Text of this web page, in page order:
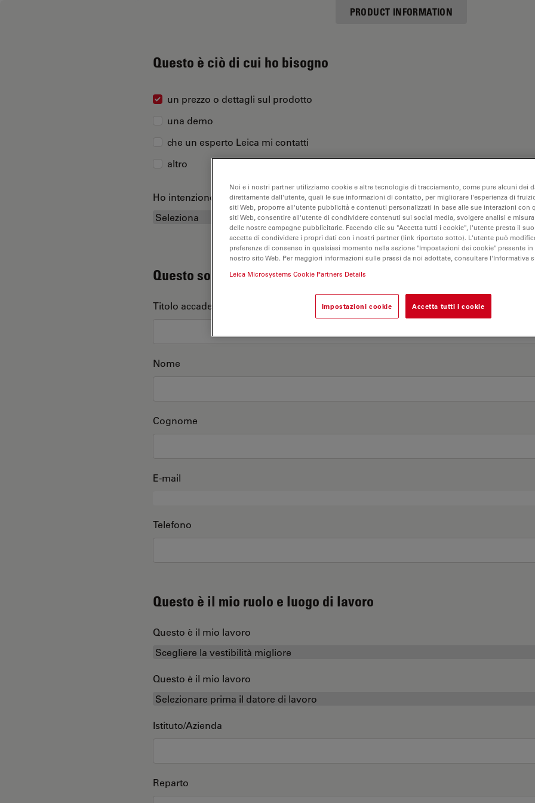
PRODUCT INFORMATION
Questo è ciò di cui ho bisogno
un prezzo o dettagli sul prodotto
una demo
che un esperto Leica mi contatti
altro
Ho intenzione di acquistare…
Questo sono io
Titolo accademico
Nome
Cognome
E-mail
Telefono
Questo è il mio ruolo e luogo di lavoro
Questo è il mio lavoro
Questo è il mio lavoro
Istituto/Azienda
Reparto
Noi e i nostri partner utilizziamo cookie e altre tecnologie di tracciamento, come pure alcuni dei
direttamente dall'utente, quali le sue informazioni di contatto, per migliorare l'esperienza di
siti Web, proporre all'utente pubblicità e contenuti personalizzati in base alle sue interazioni con
siti Web, consentire all'utente di condividere contenuti sui social media, svolgere analisi e
delle nostre campagne pubblicitarie. Facendo clic su "Accetta tutti i cookie", l'utente presta il
accetta di condividere i propri dati con i nostri partner (link riportato sotto). L'utente può
preferenze di consenso in qualsiasi momento nella sezione "Impostazioni dei cookie" presente
nostro sito Web. Per maggiori informazioni sulle prassi da noi adottate, consultare l'Informativa
Leica Microsystems Cookie Partners Details
Impostazioni cookie Accetta tutti i cookie